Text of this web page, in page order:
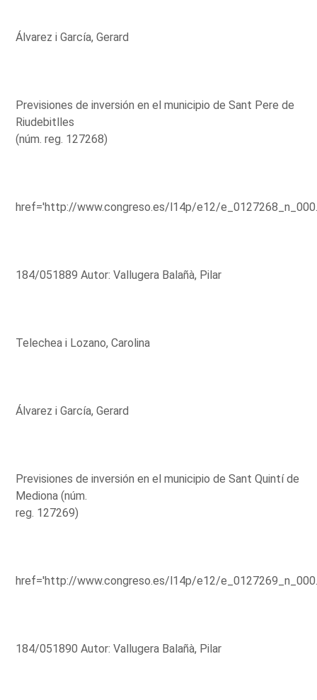
Álvarez i García, Gerard
Previsiones de inversión en el municipio de Sant Pere de
Riudebitlles
(núm. reg. 127268)
href='http://www.congreso.es/l14p/e12/
184/051889 Autor: Vallugera Balañà, Pilar
Telechea i Lozano, Carolina
Álvarez i García, Gerard
Previsiones de inversión en el municipio de Sant Quintí de
Mediona (núm.
reg. 127269)
href='http://www.congreso.es/l14p/e12/
184/051890 Autor: Vallugera Balañà, Pilar